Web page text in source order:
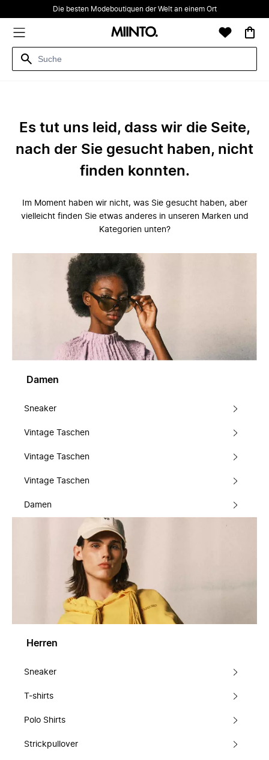
Die besten Modeboutiquen der Welt an einem Ort
Es tut uns leid, dass wir die Seite,
nach der Sie gesucht haben, nicht
finden konnten.
Im Moment haben wir nicht, was Sie gesucht haben, aber
vielleicht finden Sie etwas anderes in unseren Marken und
Kategorien unten?
Damen
Sneaker
Vintage Taschen
Vintage Taschen
Vintage Taschen
Damen
Herren
Sneaker
T-shirts
Polo Shirts
Strickpullover